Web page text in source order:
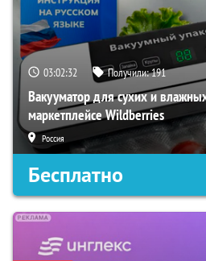
03:02:31 Получили:191
Вакууматор для сухих и
маркетплейсе Wildberries
Россия
Бесплатно